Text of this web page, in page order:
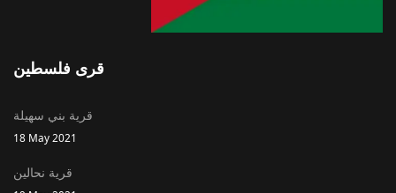
قرى فلسطين
قرية بني سهيلة
18 May 2021
قرية نحالين